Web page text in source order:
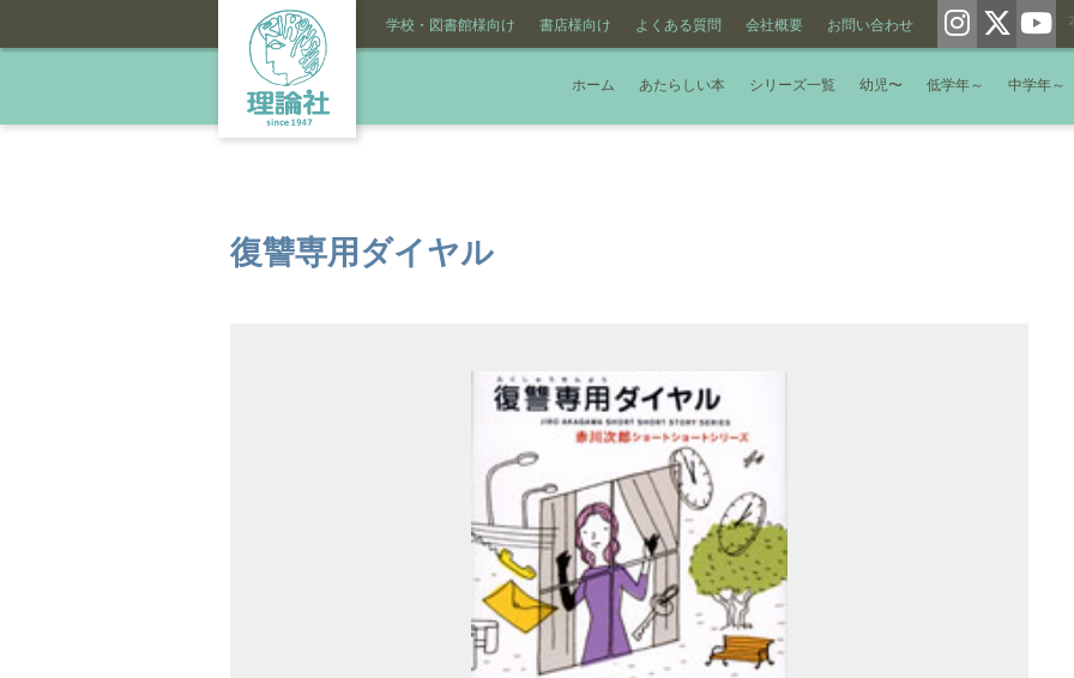
学校・図書館様向け 書店様向け よくある質問 会社概要 お問い合わせ
ホーム あたらしい本 シリーズ一覧 幼児〜 低学年～ 中学年～
復讐専用ダイヤル